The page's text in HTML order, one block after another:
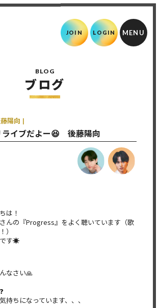
JOIN LOGIN
BLOG
ブログ
陽向
ライブだよー😆 後藤陽向
は！
んの『Progress』をよく聴いています（歌
）
す☀️
なさい🙏
持ちになっています、、、